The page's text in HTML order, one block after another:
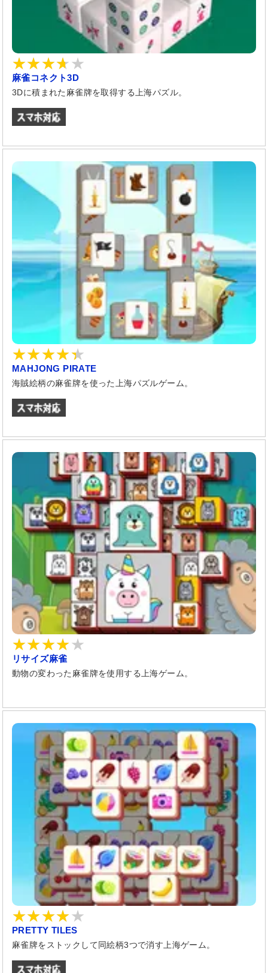
麻雀コネクト3D
3Dに積まれた麻雀牌を取得する上海パズル。
MAHJONG PIRATE
海賊絵柄の麻雀牌を使った上海パズルゲーム。
リサイズ麻雀
動物の変わった麻雀牌を使用する上海ゲーム。
PRETTY TILES
麻雀牌をストックして同絵柄3つで消す上海ゲーム。